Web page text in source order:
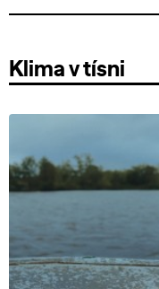
Klima v tísni